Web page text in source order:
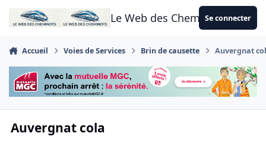
Aller au contenu
Le Web des CheminotsSe connecter
Accueil Voies de Services Brin de causette Auvergnat
Auvergnat cola